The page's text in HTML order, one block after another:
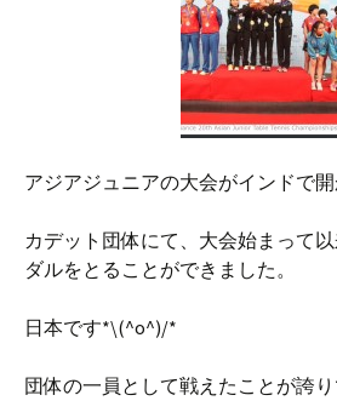
アジアジュニアの大会がインドで開
カデット団体にて、大会始まって
ダルをとることができました。
日本です*\(^o^)/*
団体の一員として戦えたことが誇り